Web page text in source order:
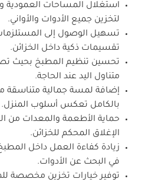
استغلال المساحات العمودية
لتخزين جميع الأدوات والأواني.
تسهيل الوصول إلى
تقسيمات ذكية داخل الخزائن.
تحسين تنظيم المطبخ بحيث
متناول اليد عند الحاجة.
إضافة لمسة جمالية متناسقة
بالكامل تعكس أسلوب المنزل.
حماية الأطعمة والمعدات من
الإغلاق المحكم للخزائن.
زيادة كفاءة العمل داخل
في البحث عن الأدوات.
توفير خيارات تخزين مخصصة